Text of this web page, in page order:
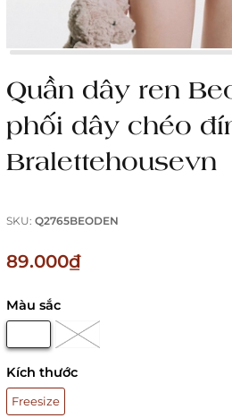
Quần dây ren
phối dây chéo
Bralettehousevn
SKU: Q2765BEODEN
89.000₫
Màu sắc
Kích thước
Freesize